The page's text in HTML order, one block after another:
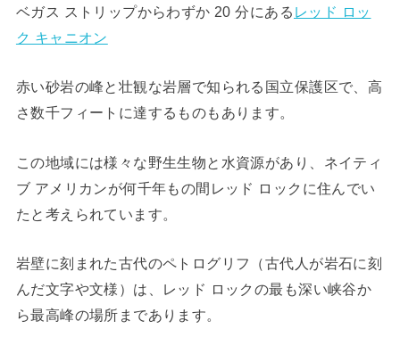
ベガス ストリップからわずか 20 分にある レッド ロッ
ク キャニオン
赤い砂岩の峰と壮観な岩層で知られる国立保護区で、高
さ数千フィートに達するものもあります。
この地域には様々な野生生物と水資源があり、ネイティ
ブ アメリカンが何千年もの間レッド ロックに住んでい
たと考えられています。
岩壁に刻まれた古代のペトログリフ（古代人が岩石に刻
んだ文字や文様）は、レッド ロックの最も深い峡谷か
ら最高峰の場所まであります。